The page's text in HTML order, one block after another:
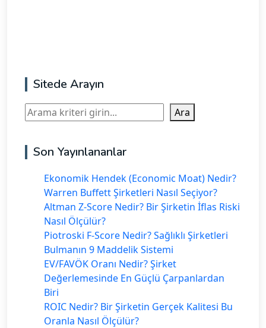
Sitede Arayın
Ara Ara
Son Yayınlananlar
Ekonomik Hendek (Economic Moat) Nedir?
Warren Buffett Şirketleri Nasıl Seçiyor?
Altman Z-Score Nedir? Bir Şirketin İflas Riski
Nasıl Ölçülür?
Piotroski F-Score Nedir? Sağlıklı Şirketleri
Bulmanın 9 Maddelik Sistemi
EV/FAVÖK Oranı Nedir? Şirket
Değerlemesinde En Güçlü Çarpanlardan
Biri
ROIC Nedir? Bir Şirketin Gerçek Kalitesi Bu
Oranla Nasıl Ölçülür?